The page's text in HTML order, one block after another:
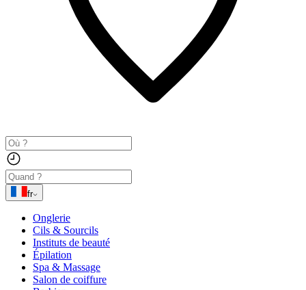
fr
Onglerie
Cils & Sourcils
Instituts de beauté
Épilation
Spa & Massage
Salon de coiffure